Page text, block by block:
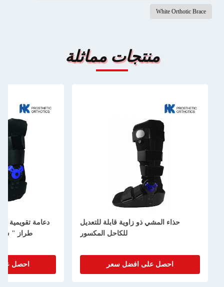
White Orthotic Brace
منتجات مماثلة
حذاء المشي ذو زاوية قابلة للتعديل
للكاحل المكسور
احصل على افضل سعر
دعامة تقويمية
طراز " سي
احصل